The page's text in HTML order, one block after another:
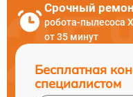
Срочный
робота-пылесоса
от 35 минут
Бесплатная
специалистом